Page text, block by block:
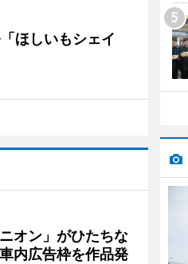
ほしいもシェイ
オン」がひたちな
内広告枠を作品発